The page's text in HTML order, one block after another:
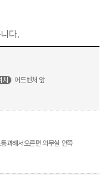
다.
치 어드벤처 앞
과해서오른편 의무실 안쪽